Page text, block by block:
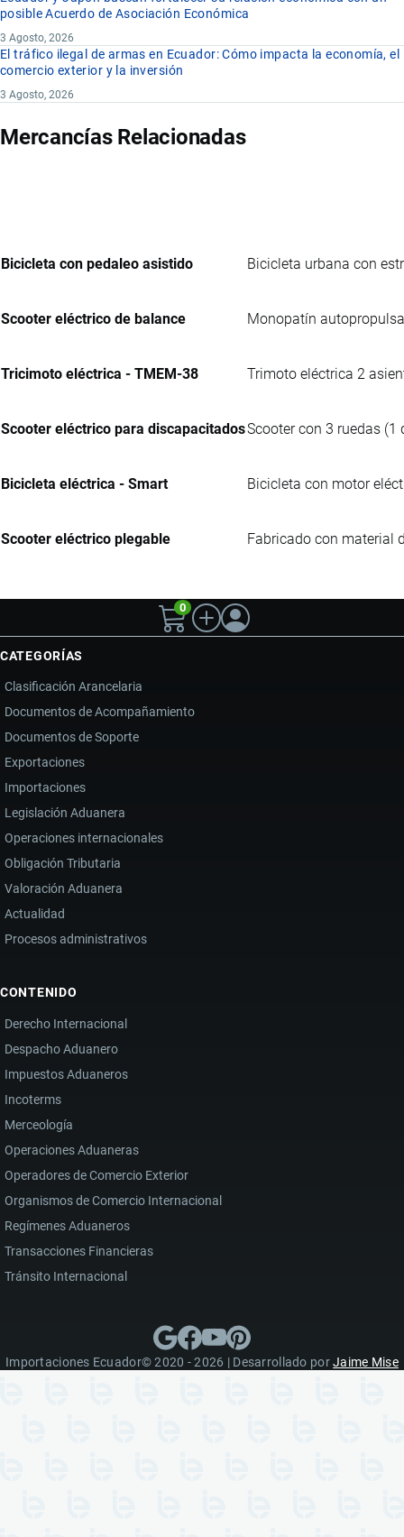
posible Acuerdo de Asociación Económica
3 Agosto, 2026
El tráfico ilegal de armas en Ecuador: Cómo impacta la economía, el
comercio exterior y la inversión
3 Agosto, 2026
Mercancías Relacionadas
Bicicleta con pedaleo asistido Bicicleta urbana con
Scooter eléctrico de balance Monopatín
Tricimoto eléctrica - TMEM-38 Trimoto eléctrica 2
Scooter eléctrico para discapacitadosScooter con 3 ruedas (1
Bicicleta eléctrica - Smart Bicicleta con motor
Scooter eléctrico plegable Fabricado con material
0
CATEGORÍAS
Clasificación Arancelaria
Documentos de Acompañamiento
Documentos de Soporte
Exportaciones
Importaciones
Legislación Aduanera
Operaciones internacionales
Obligación Tributaria
Valoración Aduanera
Actualidad
Procesos administrativos
CONTENIDO
Derecho Internacional
Despacho Aduanero
Impuestos Aduaneros
Incoterms
Merceología
Operaciones Aduaneras
Operadores de Comercio Exterior
Organismos de Comercio Internacional
Regímenes Aduaneros
Transacciones Financieras
Tránsito Internacional
Importaciones Ecuador© 2020 - 2026 | Desarrollado porJaime Mise